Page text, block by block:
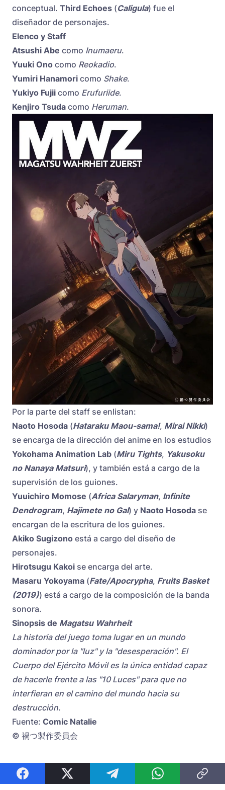
conceptual. Third Echoes (Caligula) fue el
diseñador de personajes.
Elenco y Staff
Atsushi Abe como Inumaeru.
Yuuki Ono como Reokadio.
Yumiri Hanamori como Shake.
Yukiyo Fujii como Erufuriide.
Kenjiro Tsuda como Heruman.
Por la parte del staff se enlistan:
Naoto Hosoda (Hataraku Maou-sama!, Mirai Nikki)
se encarga de la dirección del anime en los estudios
Yokohama Animation Lab (Miru Tights, Yakusoku
no Nanaya Matsuri), y también está a cargo de la
supervisión de los guiones.
Yuuichiro Momose (Africa Salaryman, Infinite
Dendrogram, Hajimete no Gal) y Naoto Hosoda se
encargan de la escritura de los guiones.
Akiko Sugizono está a cargo del diseño de
personajes.
Hirotsugu Kakoi se encarga del arte.
Masaru Yokoyama (Fate/Apocrypha, Fruits Basket
(2019)) está a cargo de la composición de la banda
sonora.
Sinopsis de Magatsu Wahrheit
La historia del juego toma lugar en un mundo
dominador por la "luz" y la "desesperación". El
Cuerpo del Ejército Móvil es la única entidad capaz
de hacerle frente a las "10 Luces" para que no
interfieran en el camino del mundo hacia su
destrucción.
Fuente: Comic Natalie
© 禍つ製作委員会